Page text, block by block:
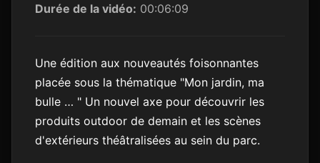
Durée de la vidéo: 00:06:09
Une édition aux nouveautés foisonnantes
placée sous la thématique "Mon jardin, ma
bulle … " Un nouvel axe pour découvrir les
produits outdoor de demain et les scènes
d'extérieurs théâtralisées au sein du parc.